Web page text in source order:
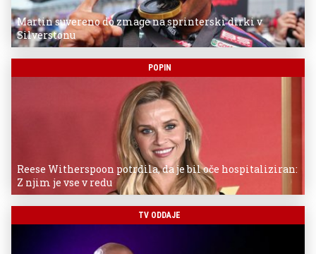
Martin suvereno do zmage na sprinterski dirki v
Silverstonu
POPIN
Reese Witherspoon potrdila, da je bil oče hospitaliziran:
Z njim je vse v redu
TV ODDAJE